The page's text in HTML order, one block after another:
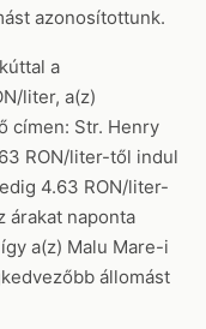
azonosítottunk.
a
liter, a(z)
címen: Str. Henry
RON/liter-től indul
4.63 RON/liter-
árakat naponta
a(z) Malu Mare-i
állomást